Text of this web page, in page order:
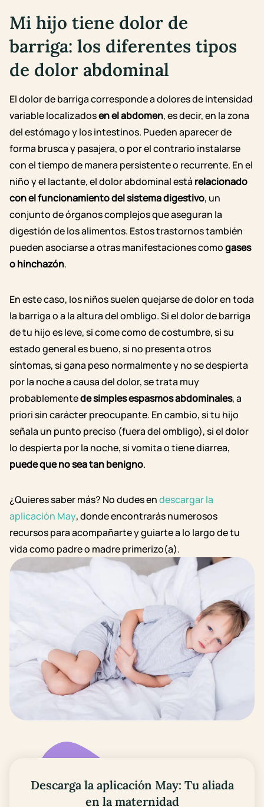
Mi hijo tiene dolor de
barriga: los diferentes tipos
de dolor abdominal
El dolor de barriga corresponde a dolores de intensidad
variable localizadosen el abdomen, es decir, en la zona
del estómago y los intestinos. Pueden aparecer de
forma brusca y pasajera, o por el contrario instalarse
con el tiempo de manera persistente o recurrente. En el
niño y el lactante, el dolor abdominal está relacionado
con el funcionamiento del sistema digestivo, un
conjunto de órganos complejos que aseguran la
digestión de los alimentos. Estos trastornos también
pueden asociarse a otras manifestaciones comogases
o hinchazón.
En este caso, los niños suelen quejarse de dolor en toda
la barriga o a la altura del ombligo.Si el dolor de barriga
de tu hijoes leve, si come como de costumbre, si su
estado general es bueno, si no presenta otros
síntomas, si gana peso normalmente y no se despierta
por la noche a causa del dolor, se trata muy
probablementede simples espasmos abdominales, a
priori sin carácter preocupante. En cambio, si tu hijo
señala un punto preciso (fuera del ombligo), si el dolor
lo despierta por la noche,si vomita o tiene diarrea,
puede que no sea tan benigno.
¿Quieres saber más? No dudes endescargar la
aplicación May, donde encontrarás numerosos
recursos para acompañarte y guiarte a lo largo de tu
vida como padre o madre primerizo(a).
Descarga la aplicación May: Tu aliada
en la maternidad